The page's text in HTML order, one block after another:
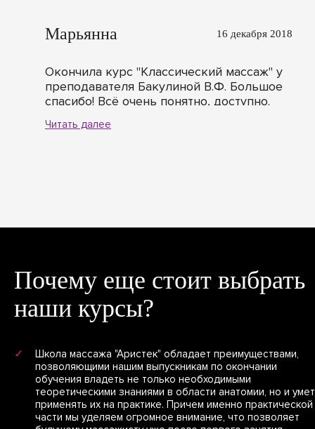
Марьянна 16 декабря 2018
Окончила курс "Классический массаж" у
преподавателя Бакулиной В.Ф. Большое
спасибо! Всё очень понятно, доступно.
Очень доброжелательное отношение.
Преподаватель помог мне почувствовать
Читать далее
Почему еще стоит выбрать
наши курсы?
Школа массажа "Аристек" обладает преимуществами,
позволяющими нашим выпускникам по окончании
обучения владеть не только необходимыми
теоретическими знаниями в области анатомии, но и
применять их на практике. Причем именно практической
части мы уделяем огромное внимание, что позволяет